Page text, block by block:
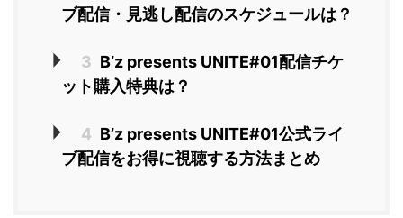
ブ配信・見逃し配信のスケジュールは？
3 B’z presents UNITE#01配信チケ
ット購入特典は？
4 B’z presents UNITE#01公式ライ
ブ配信をお得に視聴する方法まとめ